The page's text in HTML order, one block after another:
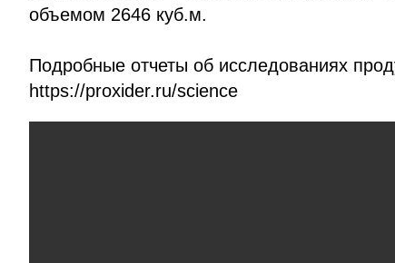
объемом 2646 куб.м.
Подробные отчеты об исследованиях
https://proxider.ru/science